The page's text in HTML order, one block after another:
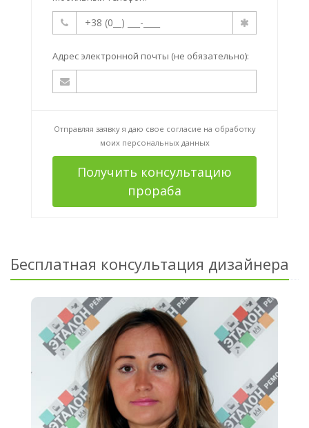
Адрес электронной почты (не обязательно):
Отправляя заявку я даю свое согласие на обработку
моих персональных данных
Получить консультацию
прораба
Бесплатная консультация дизайнера